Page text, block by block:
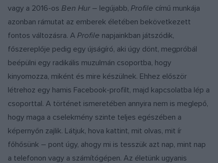
vagy a 2016-os Ben Hur– legújabb, Profile című munkája
azonban rámutat az emberek életében bekövetkezett
fontos változásra. A Profile napjainkban játszódik,
főszereplője pedig egy újságíró, aki úgy dönt, megpróbál
beépülni egy radikális muzulmán csoportba, hogy
kinyomozza, miként és mire készülnek. Ehhez először
létrehoz egy hamis Facebook-profilt, majd kapcsolatba lép a
csoporttal. A történet ismeretében annyira nem is meglepő,
hogy maga a cselekmény szinte teljes egészében a
képernyőn zajlik. Látjuk, hova kattint, mit olvas, mit ír
főhősünk – pont úgy, ahogy mi is tesszük azt nap, mint nap
a telefonon vagy a számítógépen. Az életünk ugyanis